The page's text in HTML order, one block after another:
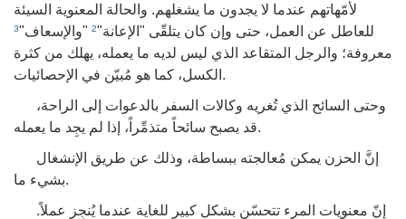
لأمّهاتهم عندما لا يجدون ما يشغلهم. والحالة المعنوية السيئة
للعاطل عن العمل، حتى وإن كان يتلقّى "الإعانة"2 "والإسعاف"3
معروفة؛ والرجل المتقاعد الذي ليس لديه ما يعمله، يهلك من كثرة
الكسل، كما هو مُبيّن في الإحصائيات.
وحتى السائح الذي تُغريه وكالات السفر بالدعوات إلى الراحة،
قد يصبح سائحاً متذمِّراً، إذا لم يجِد ما يعمله.
إنَّ الحزن يمكن مُعالجته ببساطة، وذلك عن طريق الإنشغال
بشيء ما.
إنّ معنويات المرء تتحسّن بشكلٍ كبير للغاية عندما يُنجِز عملاً.